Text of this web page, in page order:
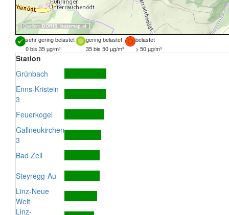
Quellen: DORIS, basemap.at
sehr gering belastet gering belastet
belastet
0 bis 35 µg/m³
35 bis 50 µg/m³ > 50 µg/m³
Station
Grünbach
Enns-Kristein
3
Feuerkogel
Gallneukirchen
3
Bad Zell
Steyregg-Au
Linz-Neue
Welt
Linz-